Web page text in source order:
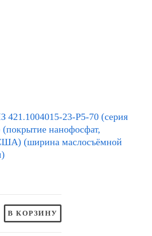
23-Р5-70 (серия
нанофосфат,
(ширина маслосъёмной
В КОРЗИНУ